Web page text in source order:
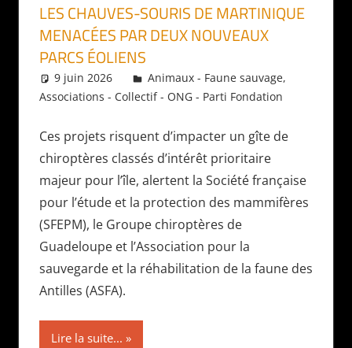
LES CHAUVES-SOURIS DE MARTINIQUE
MENACÉES PAR DEUX NOUVEAUX
PARCS ÉOLIENS
9 juin 2026 Daniel
Animaux - Faune sauvage,
Associations - Collectif - ONG - Parti Fondation
Ces projets risquent d’impacter un gîte de
chiroptères classés d’intérêt prioritaire
majeur pour l’île, alertent la Société française
pour l’étude et la protection des mammifères
(SFEPM), le Groupe chiroptères de
Guadeloupe et l’Association pour la
sauvegarde et la réhabilitation de la faune des
Antilles (ASFA).
Lire la suite...